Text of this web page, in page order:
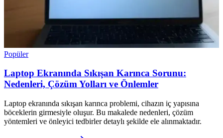
Popüler
Laptop Ekranında Sıkışan Karınca Sorunu:
Nedenleri, Çözüm Yolları ve Önlemler
Laptop ekranında sıkışan karınca problemi, cihazın iç yapısına
böceklerin girmesiyle oluşur. Bu makalede nedenleri, çözüm
yöntemleri ve önleyici tedbirler detaylı şekilde ele alınmaktadır.